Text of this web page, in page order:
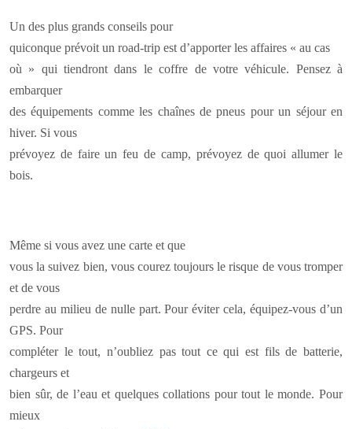
Un des plus grands conseils pour
quiconque prévoit un road-trip est d’apporter les affaires « au cas
où » qui tiendront dans le coffre de votre véhicule. Pensez à
embarquer
des équipements comme les chaînes de pneus pour un séjour en
hiver. Si vous
prévoyez de faire un feu de camp, prévoyez de quoi allumer le
bois.
Même si vous avez une carte et que
vous la suivez bien, vous courez toujours le risque de vous tromper
et de vous
perdre au milieu de nulle part. Pour éviter cela, équipez-vous d’un
GPS. Pour
compléter le tout, n’oubliez pas tout ce qui est fils de batterie,
chargeurs et
bien sûr, de l’eau et quelques collations pour tout le monde. Pour
mieux